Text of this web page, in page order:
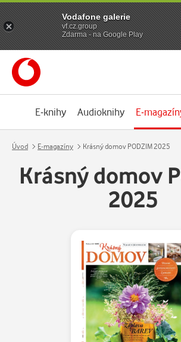
E-knihy Audioknihy E-
Úvod E-magazíny Krásný domov PODZIM 2025
Krásný domov
2025
Vodafone galerie
vf.cz.group
Zdarma - na Google Play